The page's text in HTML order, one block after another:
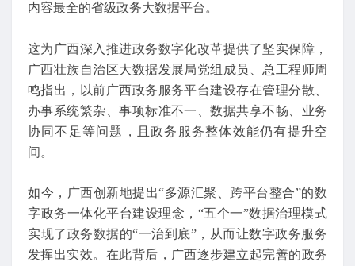
内容最全的省级政务大数据平台。
这为广西深入推进政务数字化改革提供了坚实保障，
广西壮族自治区大数据发展局党组成员、总工程师周
鸣指出，以前广西政务服务平台建设存在管理分散、
办事系统繁杂、事项标准不一、数据共享不畅、业务
协同不足等问题，且政务服务整体效能仍有提升空
间。
如今，广西创新地提出“多源汇聚、跨平台整合”的数
字政务一体化平台建设理念，“五个一”数据治理模式
实现了政务数据的“一治到底”，从而让数字政务服务
发挥出实效。在此背后，广西逐步建立起完善的政务